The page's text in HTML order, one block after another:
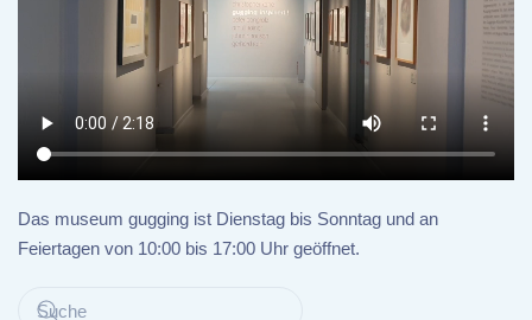
Das museum gugging ist Dienstag bis Sonntag und an
Feiertagen von 10:00 bis 17:00 Uhr geöffnet.